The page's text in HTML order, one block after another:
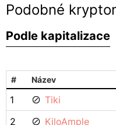
Podobné
Podle kapitalizace
# Název
1 Tiki
2
KiloAmple